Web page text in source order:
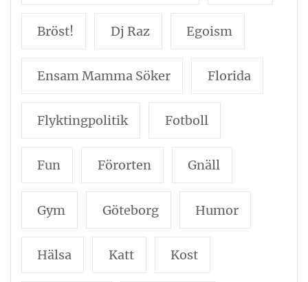
Bröst! Dj Raz Egoism
Ensam Mamma Söker Florida
Flyktingpolitik Fotboll
Fun Förorten Gnäll
Gym Göteborg Humor
Hälsa Katt Kost